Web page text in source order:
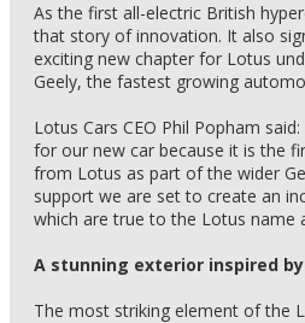
As the first all-electric British
that story of innovation. It also
exciting new chapter for Lotus
Geely, the fastest growing
Lotus Cars CEO Phil Popham
for our new car because it is the
from Lotus as part of the wider
support we are set to create an
which are true to the Lotus name
A stunning exterior inspired
The most striking element of the